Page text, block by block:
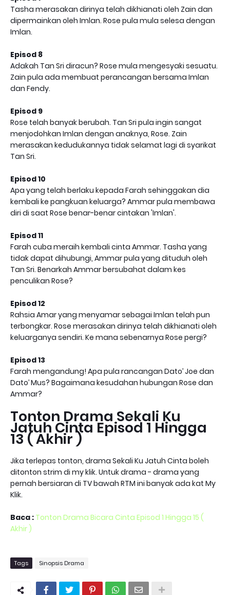
Tasha merasakan dirinya telah dikhianati oleh Zain dan
dipermainkan oleh Imlan. Rose pula mula selesa dengan
Imlan.
Episod 8
Adakah Tan Sri diracun? Rose mula mengesyaki sesuatu.
Zain pula ada membuat perancangan bersama Imlan
dan Fendy.
Episod 9
Rose telah banyak berubah. Tan Sri pula ingin sangat
menjodohkan Imlan dengan anaknya, Rose. Zain
merasakan kedudukannya tidak selamat lagi di syarikat
Tan Sri.
Episod 10
Apa yang telah berlaku kepada Farah sehinggakan dia
kembali ke pangkuan keluarga? Ammar pula membawa
diri di saat Rose benar-benar cintakan 'Imlan'.
Episod 11
Farah cuba meraih kembali cinta Ammar. Tasha yang
tidak dapat dihubungi, Ammar pula yang dituduh oleh
Tan Sri. Benarkah Ammar bersubahat dalam kes
penculikan Rose?
Episod 12
Rahsia Amar yang menyamar sebagai Imlan telah pun
terbongkar. Rose merasakan dirinya telah dikhianati oleh
keluarganya sendiri. Ke mana sebenarnya Rose pergi?
Episod 13
Farah mengandung! Apa pula rancangan Dato’ Joe dan
Dato’ Mus? Bagaimana kesudahan hubungan Rose dan
Ammar?
Tonton Drama Sekali Ku
Jatuh Cinta Episod 1 Hingga
13 ( Akhir )
Jika terlepas tonton, drama Sekali Ku Jatuh Cinta boleh
ditonton strim di my klik. Untuk drama - drama yang
pernah bersiaran di TV bawah RTM ini banyak ada kat My
Klik.
Baca : Tonton Drama Bicara Cinta Episod 1 Hingga 15 (
Akhir )
Tags Sinopsis Drama